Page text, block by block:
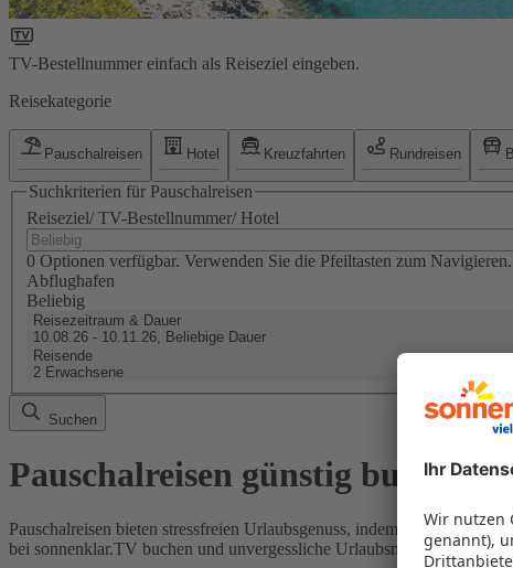
TV-Bestellnummer einfach als Reiseziel eingeben.
Reisekategorie
Pauschalreisen Hotel Kreuzfahrten Rundreisen
Suchkriterien für Pauschalreisen
Reiseziel/ TV-Bestellnummer/ Hotel
0 Optionen verfügbar. Verwenden Sie die Pfeiltasten zum Navigieren.
Abflughafen
Beliebig
Reisezeitraum & Dauer
10.08.26 - 10.11.26, Beliebige Dauer
Reisende
2 Erwachsene
Suchen
Pauschalreisen günstig buchen
Pauschalreisen bieten stressfreien Urlaubsgenuss, indem Flug und
bei sonnenklar.TV buchen und unvergessliche Urlaubsmomente erleben!